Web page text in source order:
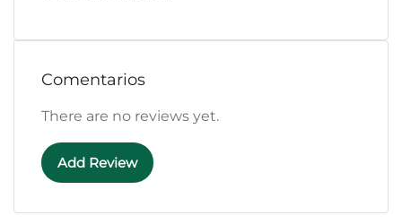
Comentarios
There are no reviews yet.
Add Review